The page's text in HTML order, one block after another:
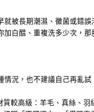
就被長期潮濕、黴菌或錯誤
加白醋、重複洗多少次，那
情況，也不建議自己再亂試
質較高級：羊毛、真絲、羽